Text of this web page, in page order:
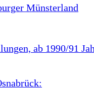
Münsterland
ab 1990/91